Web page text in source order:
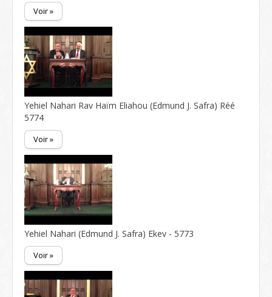
Voir »
Yehiel Nahari Rav Haïm Eliahou (Edmund J. Safra) Réé
5774
Voir »
Yehiel Nahari (Edmund J. Safra) Ekev - 5773
Voir »